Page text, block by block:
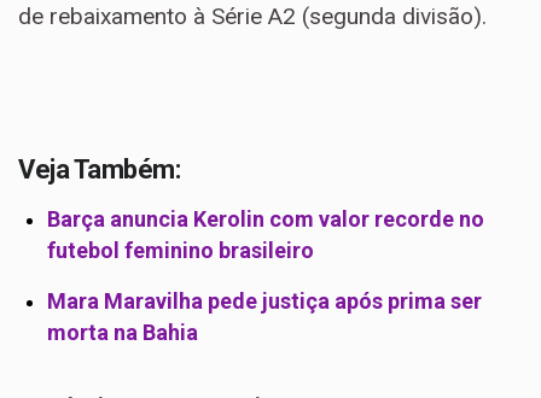
de rebaixamento à Série A2 (segunda divisão).
Veja Também:
Barça anuncia Kerolin com valor recorde no
futebol feminino brasileiro
Mara Maravilha pede justiça após prima ser
morta na Bahia